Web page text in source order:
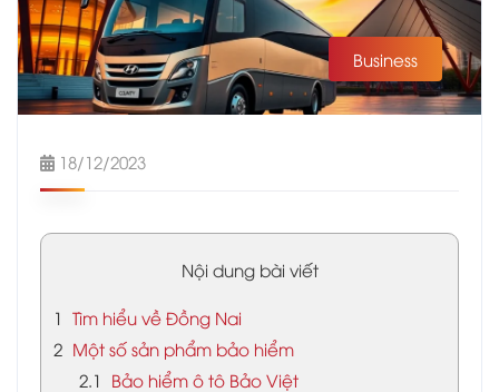
Business
18/12/2023
Nội dung bài viết
1 Tìm hiểu về Đồng Nai
2 Một số sản phẩm bảo hiểm
2.1
Bảo hiểm ô tô Bảo Việt